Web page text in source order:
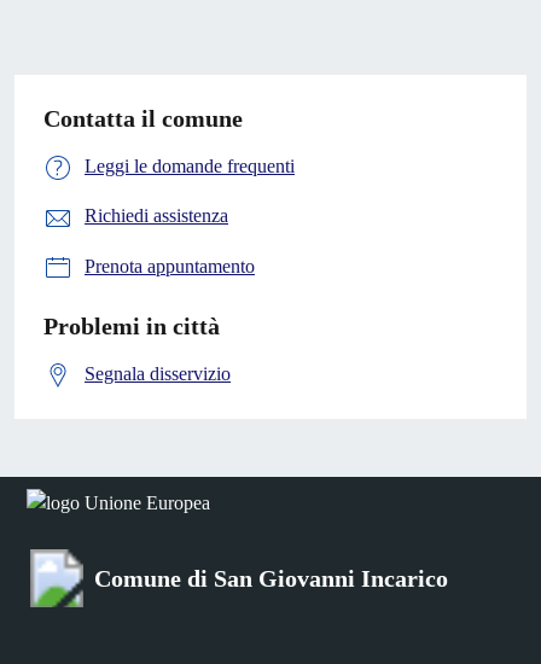
Contatta il comune
Leggi le domande frequenti
Richiedi assistenza
Prenota appuntamento
Problemi in città
Segnala disservizio
Comune di San Giovanni Incarico